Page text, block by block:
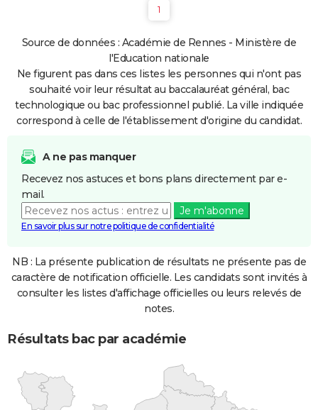
1
Source de données : Académie de Rennes - Ministère de
l'Education nationale
Ne figurent pas dans ces listes les personnes qui n'ont pas
souhaité voir leur résultat au baccalauréat général, bac
technologique ou bac professionnel publié. La ville indiquée
correspond à celle de l'établissement d'origine du candidat.
A ne pas manquer
Recevez nos astuces et bons plans directement par e-
mail.
Je m'abonne
En savoir plus sur notre politique de confidentialité
NB : La présente publication de résultats ne présente pas de
caractère de notification officielle. Les candidats sont invités à
consulter les listes d'affichage officielles ou leurs relevés de
notes.
Résultats bac par académie